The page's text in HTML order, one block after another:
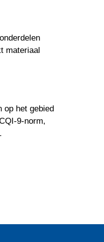
materiaal
op het gebied
9-norm,